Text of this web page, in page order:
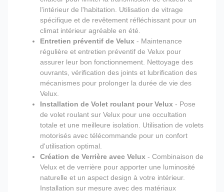
l'intérieur de l'habitation. Utilisation de vitrage
spécifique et de revêtement réfléchissant pour un
climat intérieur agréable en été.
Entretien préventif de Velux - Maintenance
régulière et entretien préventif de Velux pour
assurer leur bon fonctionnement. Nettoyage des
ouvrants, vérification des joints et lubrification des
mécanismes pour prolonger la durée de vie des
Velux.
Installation de Volet roulant pour Velux - Pose
de volet roulant sur Velux pour une occultation
totale et une meilleure isolation. Utilisation de volets
motorisés avec télécommande pour un confort
d'utilisation optimal.
Création de Verrière avec Velux - Combinaison de
Velux et de verrière pour apporter une luminosité
naturelle et un aspect design à votre intérieur.
Installation sur mesure avec des matériaux